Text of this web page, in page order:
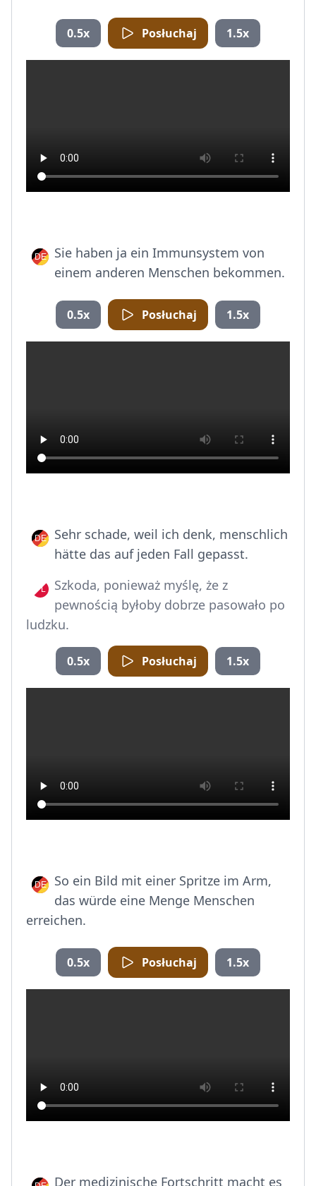
0.5x Posłuchaj 1.5x
Sie haben ja ein Immunsystem von
einem anderen Menschen bekommen.
0.5x Posłuchaj 1.5x
Sehr schade, weil ich denk, menschlich
hätte das auf jeden Fall gepasst.
Szkoda, ponieważ myślę, że z
pewnością byłoby dobrze pasowało po
ludzku.
0.5x Posłuchaj 1.5x
So ein Bild mit einer Spritze im Arm,
das würde eine Menge Menschen
erreichen.
0.5x Posłuchaj 1.5x
Der medizinische Fortschritt macht es